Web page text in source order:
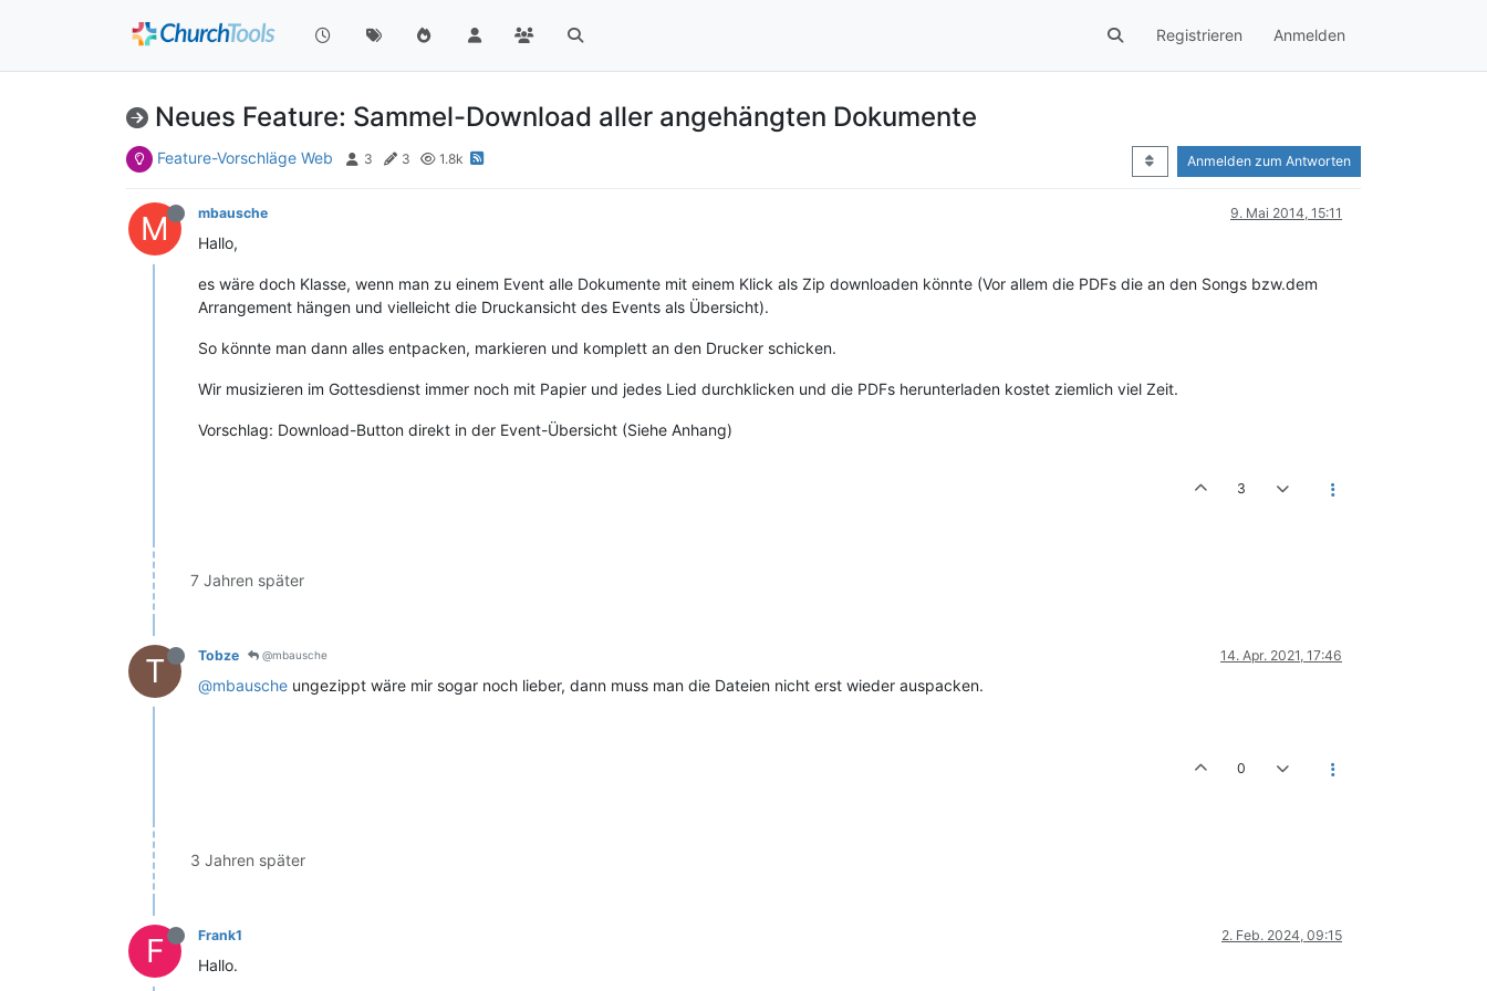
Registrieren Anmelden
Neues Feature: Sammel-Download aller angehängten Dokumente
Feature-Vorschläge Web 3 3 1.8k Anmelden zum Antworten
M mbausche 9. Mai 2014, 15:11
Hallo,
es wäre doch Klasse, wenn man zu einem Event alle Dokumente mit einem Klick als Zip downloaden könnte (Vor allem die PDFs die an den Songs bzw.dem
Arrangement hängen und vielleicht die Druckansicht des Events als Übersicht).
So könnte man dann alles entpacken, markieren und komplett an den Drucker schicken.
Wir musizieren im Gottesdienst immer noch mit Papier und jedes Lied durchklicken und die PDFs herunterladen kostet ziemlich viel Zeit.
Vorschlag: Download-Button direkt in der Event-Übersicht (Siehe Anhang)
3
7 Jahren später
T Tobze @mbausche 14. Apr. 2021, 17:46
@mbausche ungezippt wäre mir sogar noch lieber, dann muss man die Dateien nicht erst wieder auspacken.
0
3 Jahren später
F Frank1 2. Feb. 2024, 09:15
Hallo.